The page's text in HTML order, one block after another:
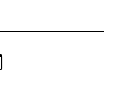
Per